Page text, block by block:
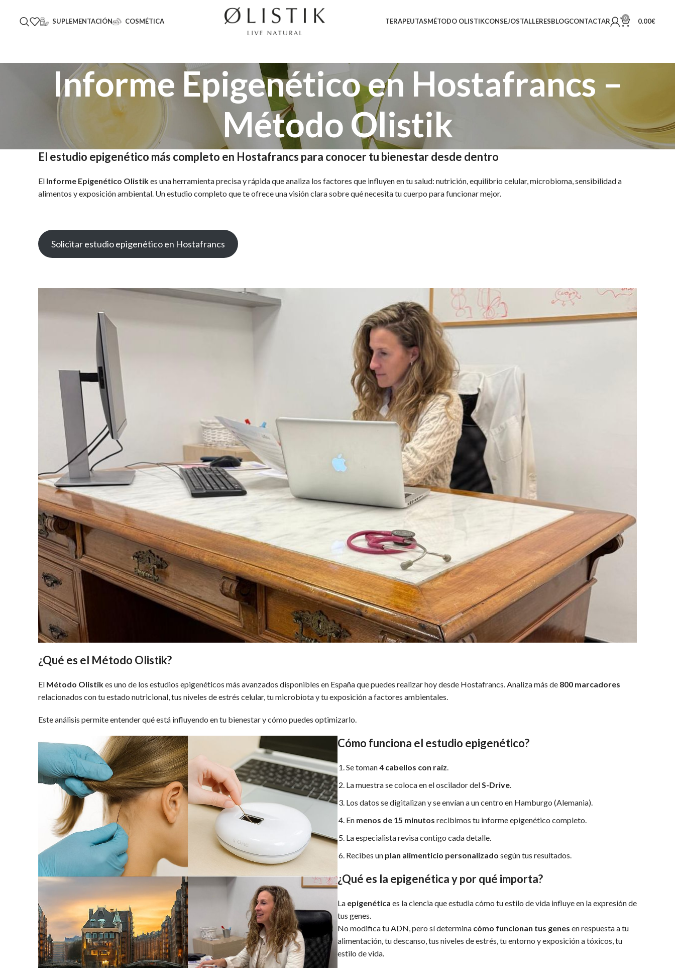
SUPLEMENTACIÓN COSMÉTICA TERAPEUTASMÉTODO OLISTIKCONSEJOSTALLERESBLOGCONTACTAR 0 0.00€
Informe Epigenético en Hostafrancs –
Método Olistik
El estudio epigenético más completo en Hostafrancs para conocer tu bienestar desde dentro
El Informe Epigenético Olistikes una herramienta precisa y rápida que analiza los factores que influyen en tu salud: nutrición, equilibrio celular, microbioma, sensibilidad a
alimentos y exposición ambiental. Un estudio completo que te ofrece una visión clara sobre qué necesita tu cuerpo para funcionar mejor.
Solicitar estudio epigenético en Hostafrancs
¿Qué es el Método Olistik?
El Método Olistikes uno de los estudios epigenéticos más avanzados disponibles en España que puedes realizar hoy desde Hostafrancs. Analiza más de 800 marcadores
relacionados con tu estado nutricional, tus niveles de estrés celular, tu microbiota y tu exposición a factores ambientales.
Este análisis permite entender qué está influyendo en tu bienestar y cómo puedes optimizarlo.
Cómo funciona el estudio epigenético?
Se toman4 cabellos con raíz.
La muestra se coloca en el oscilador delS-Drive.
Los datos se digitalizan y se envían a un centro en Hamburgo (Alemania).
En menos de 15 minutos recibimos tu informe epigenético completo.
La especialista revisa contigo cada detalle.
Recibes un plan alimenticio personalizado según tus resultados.
¿Qué es la epigenética y por qué importa?
La epigenética es la ciencia que estudia cómo tu estilo de vida influye en la expresión de
tus genes.
No modifica tu ADN, pero sí determina cómo funcionan tus genes en respuesta a tu
alimentación, tu descanso, tus niveles de estrés, tu entorno y exposición a tóxicos, tu
estilo de vida.